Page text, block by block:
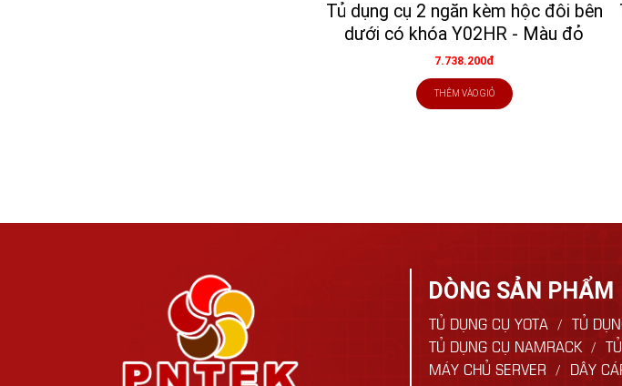
Tủ dụng cụ 2 ngăn kèm hộc đôi bên
dưới có khóa Y02HR - Màu đỏ
7.738.200đ
THÊM VÀO GIỎ
DÒNG SẢN PHẨM
TỦ DỤNG CỤ YOTA
TỦ
TỦ DỤNG CỤ NAMRACK
MÁY CHỦ SERVER
DÂY